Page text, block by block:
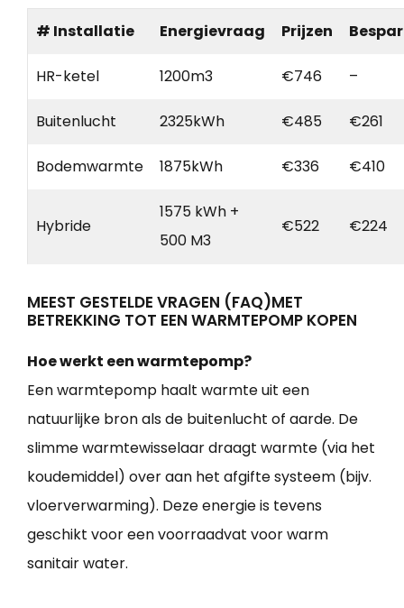
# Installatie Energievraag Prijzen
HR-ketel 1200m3 €746 –
Buitenlucht 2325kWh €485 €261
Bodemwarmte 1875kWh €336 €410
Hybride
1575 kWh +
500 M3
€522 €224
MEEST GESTELDE VRAGEN (FAQ)MET
BETREKKING TOT EEN WARMTEPOMP KOPEN
Hoe werkt een warmtepomp?
Een warmtepomp haalt warmte uit een
natuurlijke bron als de buitenlucht of aarde. De
slimme warmtewisselaar draagt warmte (via het
koudemiddel) over aan het afgifte systeem (bijv.
vloerverwarming). Deze energie is tevens
geschikt voor een voorraadvat voor warm
sanitair water.